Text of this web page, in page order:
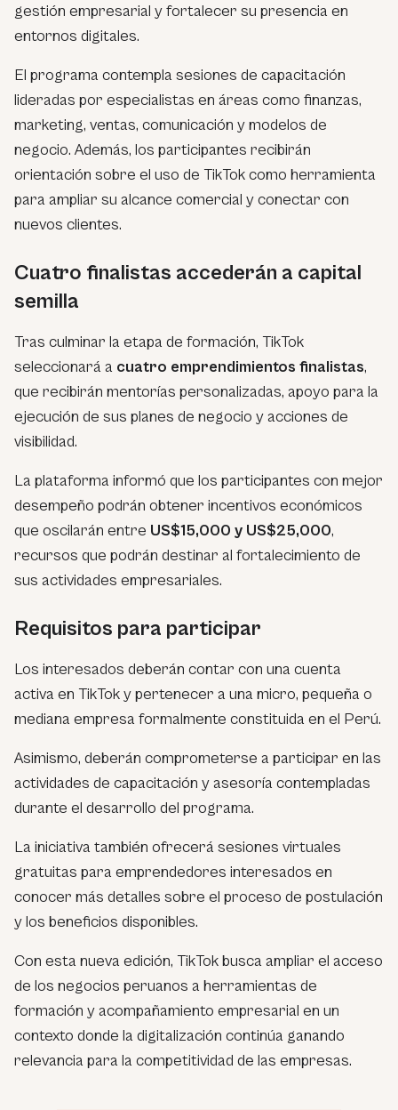
gestión empresarial y fortalecer su presencia en
entornos digitales.
El programa contempla sesiones de capacitación
lideradas por especialistas en áreas como finanzas,
marketing, ventas, comunicación y modelos de
negocio. Además, los participantes recibirán
orientación sobre el uso de TikTok como herramienta
para ampliar su alcance comercial y conectar con
nuevos clientes.
Cuatro finalistas accederán a capital
semilla
Tras culminar la etapa de formación, TikTok
seleccionará a cuatro emprendimientos finalistas,
que recibirán mentorías personalizadas, apoyo para la
ejecución de sus planes de negocio y acciones de
visibilidad.
La plataforma informó que los participantes con mejor
desempeño podrán obtener incentivos económicos
que oscilarán entre US$15,000 y US$25,000,
recursos que podrán destinar al fortalecimiento de
sus actividades empresariales.
Requisitos para participar
Los interesados deberán contar con una cuenta
activa en TikTok y pertenecer a una micro, pequeña o
mediana empresa formalmente constituida en el Perú.
Asimismo, deberán comprometerse a participar en las
actividades de capacitación y asesoría contempladas
durante el desarrollo del programa.
La iniciativa también ofrecerá sesiones virtuales
gratuitas para emprendedores interesados en
conocer más detalles sobre el proceso de postulación
y los beneficios disponibles.
Con esta nueva edición, TikTok busca ampliar el acceso
de los negocios peruanos a herramientas de
formación y acompañamiento empresarial en un
contexto donde la digitalización continúa ganando
relevancia para la competitividad de las empresas.